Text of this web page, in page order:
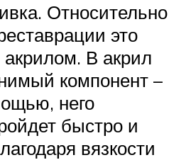
Относительно
это
В акрил
компонент –
него
быстро и
вязкости